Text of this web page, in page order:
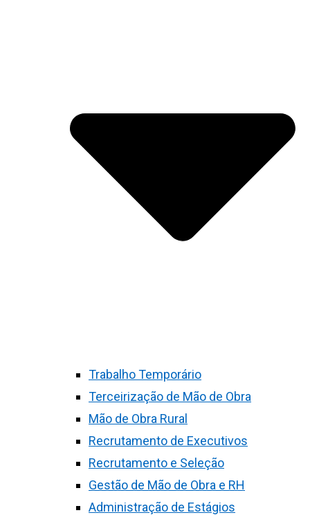
Trabalho Temporário
Terceirização de Mão de Obra
Mão de Obra Rural
Recrutamento de Executivos
Recrutamento e Seleção
Gestão de Mão de Obra e RH
Administração de Estágios